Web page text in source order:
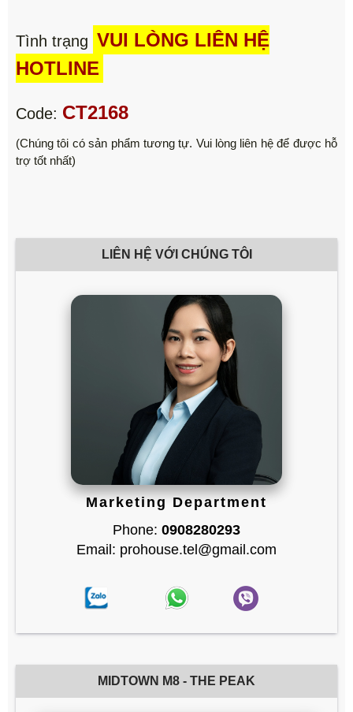
Tình trạng VUI LÒNG LIÊN HỆ
HOTLINE
Code: CT2168
(Chúng tôi có sản phẩm tương tự. Vui lòng liên hệ để được hỗ
trợ tốt nhất)
LIÊN HỆ VỚI CHÚNG TÔI
Marketing Department
Phone: 0908280293
Email: prohouse.tel@gmail.com
MIDTOWN M8 - THE PEAK